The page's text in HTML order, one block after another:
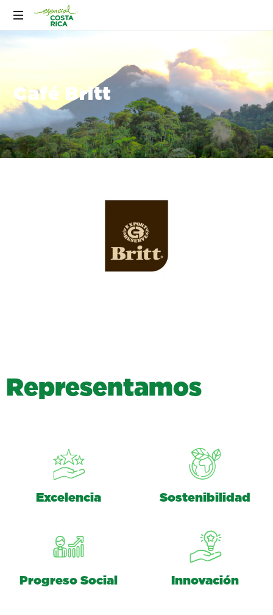
Café Britt
Representamos
Excelencia Sostenibilidad
Progreso Social Innovación